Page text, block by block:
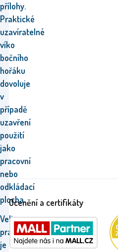
přílohy.
Praktické
uzavíratelné
víko
bočního
hořáku
dovoluje
v
případě
uzavření
použití
jako
pracovní
nebo
odkládací
plocha.
Velice
praktický
je
Ocenění a certifikáty